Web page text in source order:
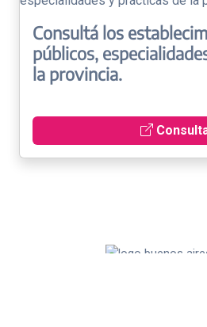
Consultá los
públicos,
la provincia.